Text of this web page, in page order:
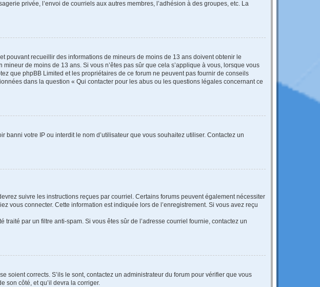
privée, l’envoi de courriels aux autres membres, l’adhésion à des groupes, etc. La
pouvant recueillir des informations de mineurs de moins de 13 ans doivent obtenir le
de moins de 13 ans. Si vous n’êtes pas sûr que cela s’applique à vous, lorsque vous
que phpBB Limited et les propriétaires de ce forum ne peuvent pas fournir de conseils
dans la question « Qui contacter pour les abus ou les questions légales concernant ce
votre IP ou interdit le nom d’utilisateur que vous souhaitez utiliser. Contactez un
suivre les instructions reçues par courriel. Certains forums peuvent également nécessiter
vous connecter. Cette information est indiquée lors de l’enregistrement. Si vous avez reçu
par un filtre anti-spam. Si vous êtes sûr de l’adresse courriel fournie, contactez un
soient corrects. S’ils le sont, contactez un administrateur du forum pour vérifier que vous
son côté, et qu’il devra la corriger.